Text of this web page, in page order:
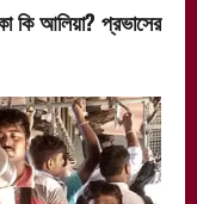
কি আলিয়া? প্রভাসের